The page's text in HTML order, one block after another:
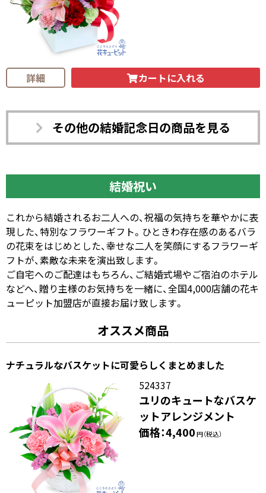
詳細 カートに入れる
その他の結婚記念日の商品を見る
結婚祝い
これから結婚されるお二人への、祝福の気持ちを華やかに表
現した、特別なフラワーギフト。ひときわ存在感のあるバラ
の花束をはじめとした、幸せな二人を笑顔にするフラワーギ
フトが、素敵な未来を演出致します。
ご自宅へのご配達はもちろん、ご結婚式場やご宿泊のホテル
などへ、贈り主様のお気持ちを一緒に、全国4,000店舗の花キ
ューピット加盟店が直接お届け致します。
オススメ商品
ナチュラルなバスケットに可愛らしくまとめました
524337
ユリのキュートなバスケ
ットアレンジメント
価格：4,400円（税込）